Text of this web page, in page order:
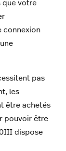
que votre
connexion
pas
les
être achetés
pouvoir être
dispose